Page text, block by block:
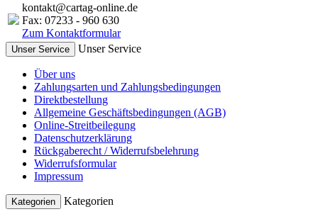
kontakt@cartag-online.de
Fax: 07233 - 960 630
Zum Kontaktformular
Unser Service Unser Service
Über uns
Zahlungsarten und Zahlungsbedingungen
Direktbestellung
Allgemeine Geschäftsbedingungen (AGB)
Online-Streitbeilegung
Datenschutzerklärung
Rückgaberecht / Widerrufsbelehrung
Widerrufsformular
Impressum
Kategorien Kategorien